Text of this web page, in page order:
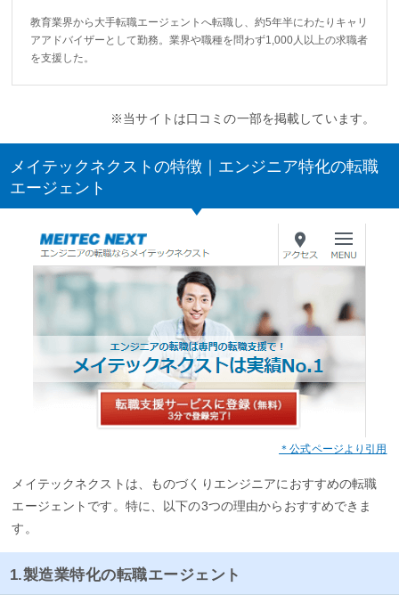
教育業界から大手転職エージェントへ転職し、約5年半にわたりキャリ
アアドバイザーとして勤務。業界や職種を問わず1,000人以上の求職者
を支援した。
※当サイトは口コミの一部を掲載しています。
メイテックネクストの特徴｜エンジニア特化の転職
エージェント
＊公式ページより引用
メイテックネクストは、ものづくりエンジニアにおすすめの転職
エージェントです。特に、以下の3つの理由からおすすめできま
す。
1.製造業特化の転職エージェント